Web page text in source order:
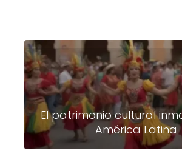
El patrimonio cultural
América Latina